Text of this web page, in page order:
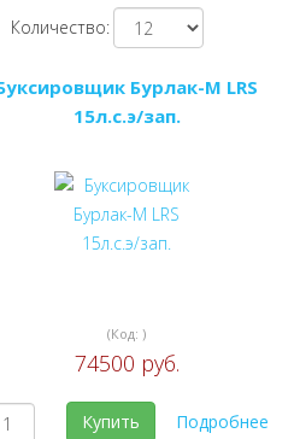
Количество:
Бурлак-М LRS
15л.с.э/зап.
(Код:)
74500 руб.
Купить Подробнее